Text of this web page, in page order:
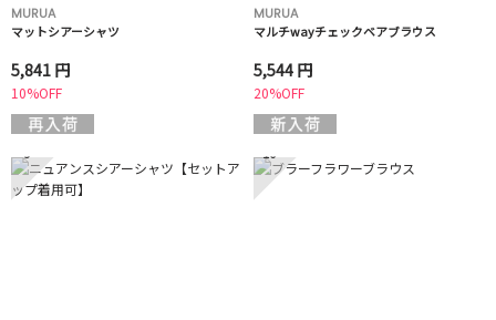
MURUA
マットシアーシャツ
5,841 円
10%OFF
MURUA
マルチwayチェックベアブラウス
5,544 円
20%OFF
9 10